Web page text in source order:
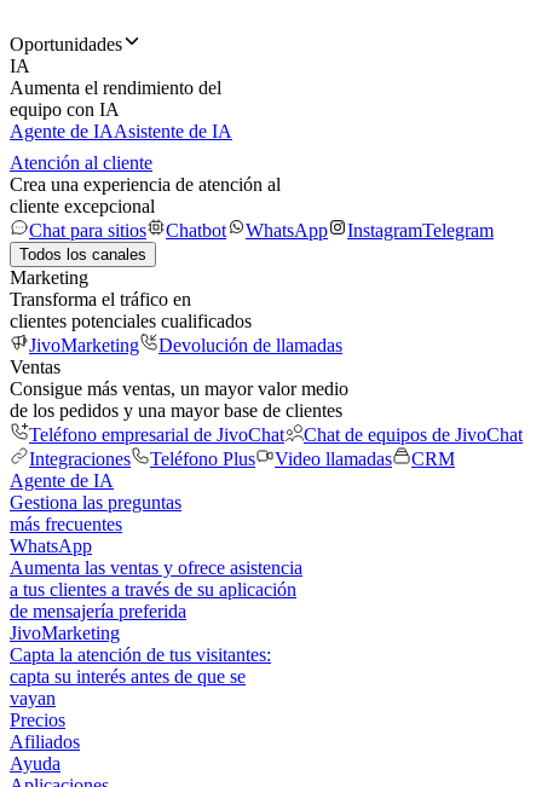
Oportunidades
IA
Aumenta el rendimiento del
equipo con IA
Agente de IAAsistente de IA
Atención al cliente
Crea una experiencia de atención al
cliente excepcional
Chat para sitios
Chatbot WhatsApp InstagramTelegram
Todos los canales
Marketing
Transforma el tráfico en
clientes potenciales cualificados
JivoMarketing
Devolución de llamadas
Ventas
Consigue más ventas, un mayor valor medio
de los pedidos y una mayor base de clientes
Teléfono empresarial de JivoChat
Chat de equipos de JivoChat
Integraciones
Teléfono Plus Video llamadas
CRM
Agente de IA
Gestiona las preguntas
más frecuentes
WhatsApp
Aumenta las ventas y ofrece asistencia
a tus clientes a través de su aplicación
de mensajería preferida
JivoMarketing
Capta la atención de tus visitantes:
capta su interés antes de que se
vayan
Precios
Afiliados
Ayuda